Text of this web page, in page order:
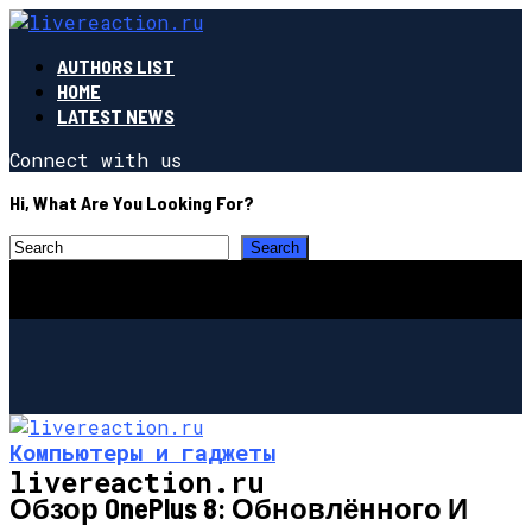
AUTHORS LIST
HOME
LATEST NEWS
Connect with us
Hi, What Are You Looking For?
livereaction.ru
Компьютеры и гаджеты
Обзор OnePlus 8: Обновлённого И